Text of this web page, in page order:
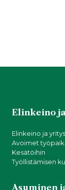
Elinkeino
Elinkeino ja
Avoimet
Kesätöihin
Työllistämisen
Asuminen